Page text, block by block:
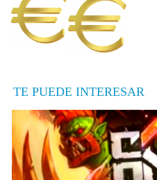
TE PUEDE INTERESAR